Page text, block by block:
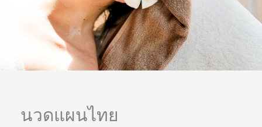
นวดแผนไทย